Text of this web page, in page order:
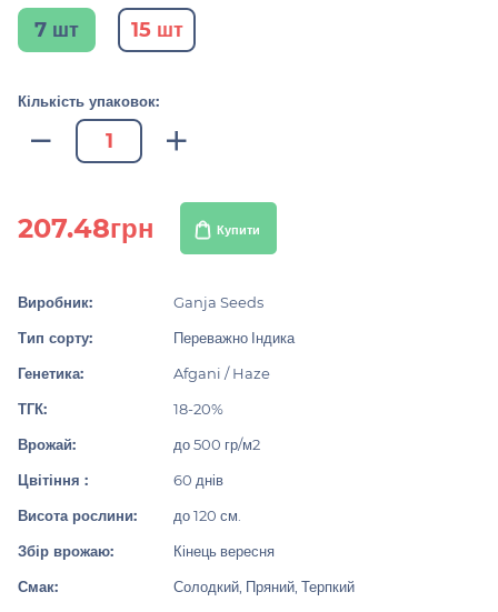
7 шт 15 шт
Кількість упаковок:
207.48грн Купити
Виробник:
Ganja Seeds
Тип сорту:
Переважно Індика
Генетика:
Afgani / Haze
ТГК:
18-20%
Врожай:
до 500 гр/м2
Цвітіння :
60 днів
Висота рослини:
до 120 см.
Збір врожаю:
Кінець вересня
Смак:
Солодкий, Пряний, Терпкий